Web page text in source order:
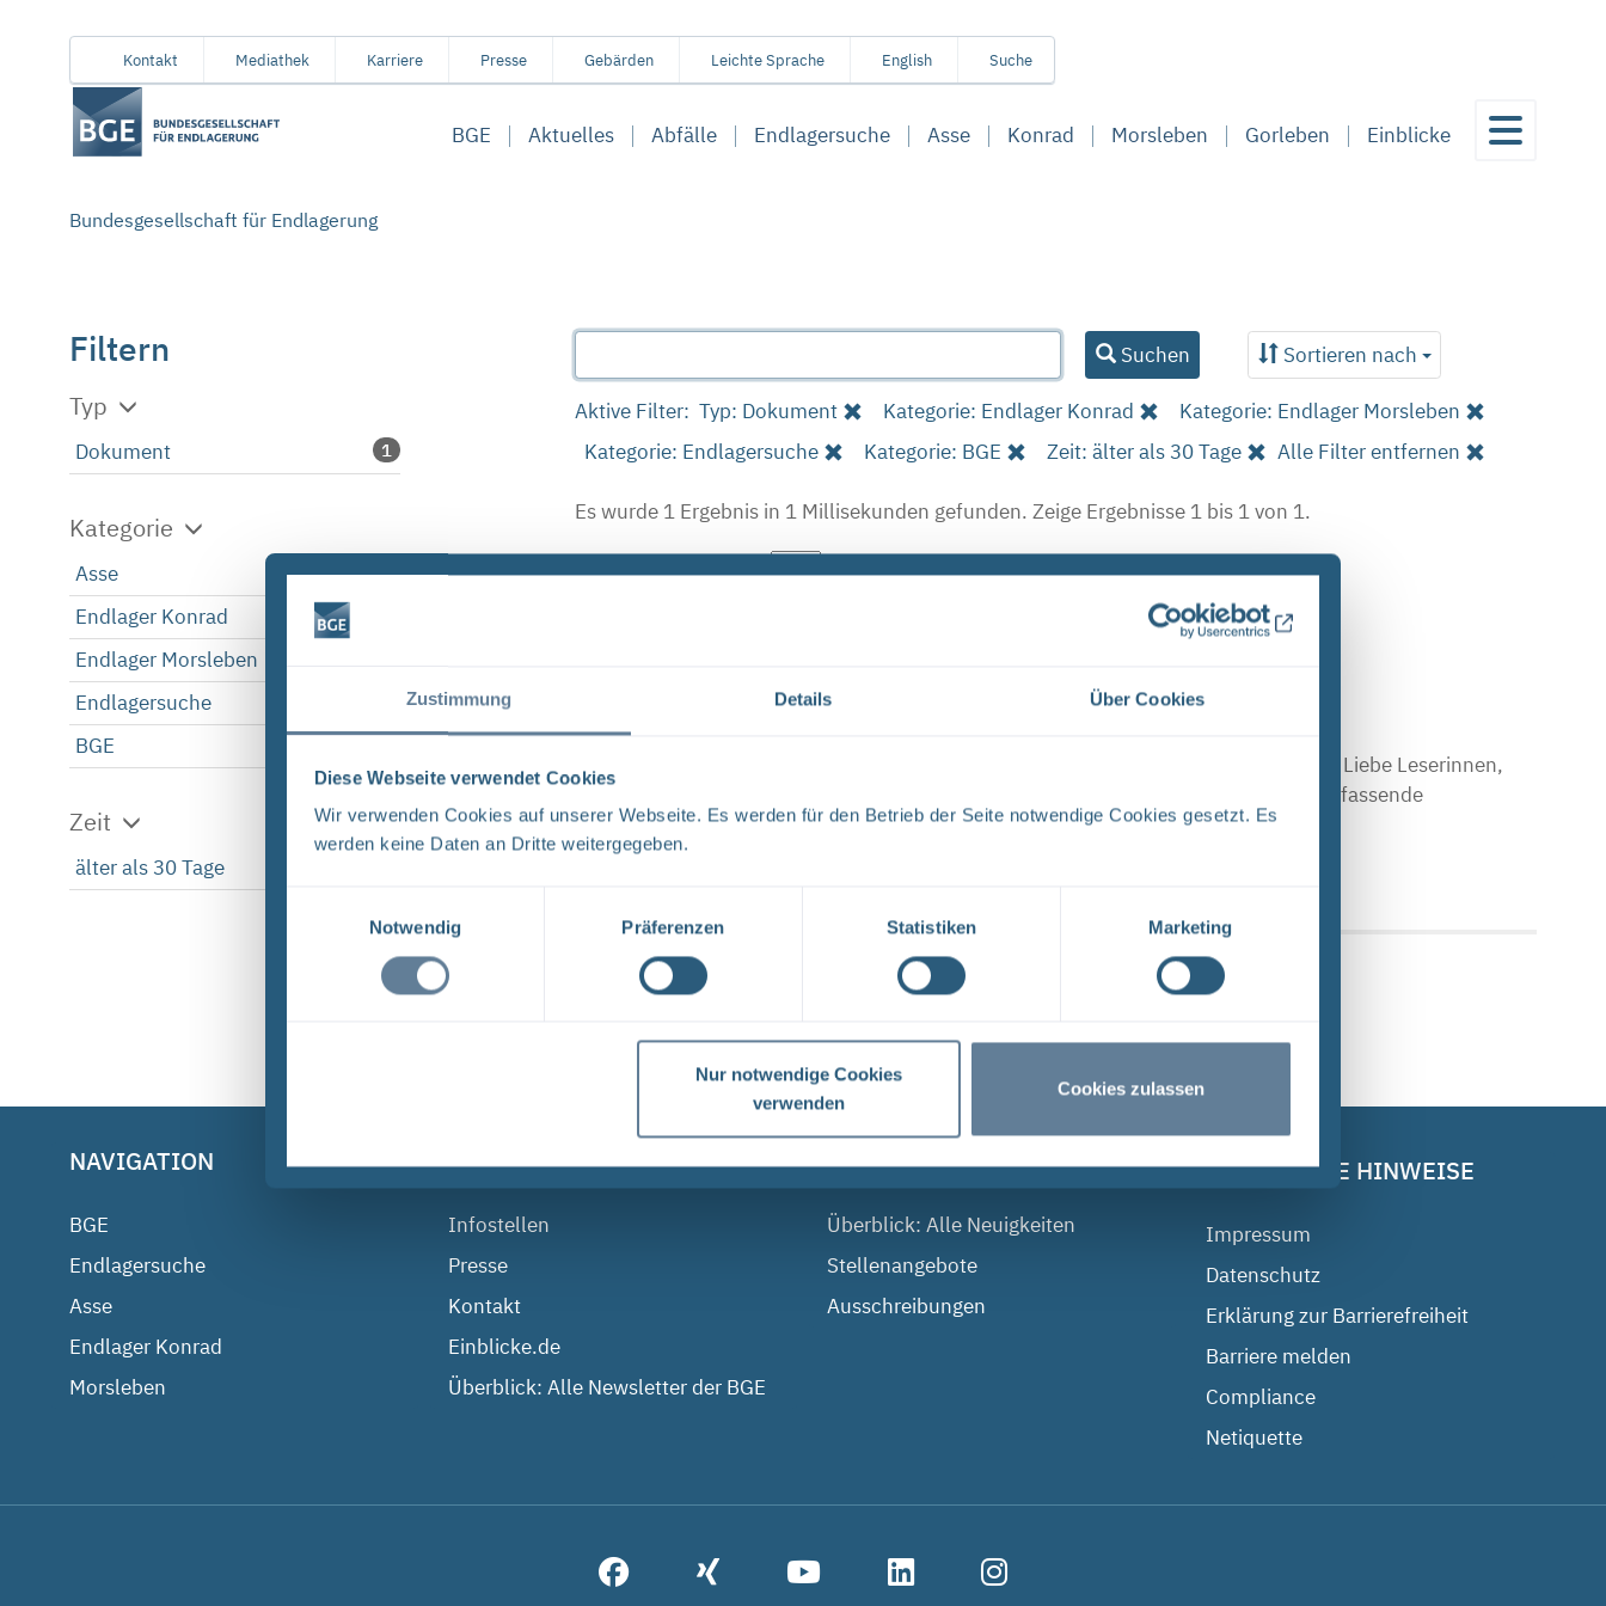
Zustimmung Details Über Cookies
Diese Webseite verwendet Cookies
Wir verwenden Cookies auf unserer Webseite. Es werden für den Betrieb der Seite notwendige Cookies gesetzt. Es
werden keine Daten an Dritte weitergegeben.
Notwendig
Präferenzen Statistiken Marketing
Nur notwendige Cookies
verwenden
Cookies zulassen
InhaltsbereichKontakt Mediathek Karriere Presse Gebärden Leichte Sprache English Suche
BGE Aktuelles Abfälle Endlagersuche Asse Konrad Morsleben Gorleben Einblicke
Bundesgesellschaft für Endlagerung
Suchen Sortieren nach
Filtern
Typ
Dokument 1
Kategorie
Asse 1
Endlager Konrad
Endlager Morsleben
Endlagersuche
BGE 1
Zeit
älter als 30 Tage
Aktive Filter: Typ: Dokument Kategorie: Endlager Konrad
Kategorie: Endlager Morsleben
Kategorie: Endlagersuche
Kategorie: BGE Zeit: älter als 30 Tage Alle Filter entfernen
Es wurde 1 Ergebnis in 1 Millisekunden gefunden. Zeige Ergebnisse 1 bis 1 von 1.
Forschungs- und Entwicklungsstrategie der BGE (PDF)
FORSCHUNG UND ENTWICKLUNG F&E-Strategie der BGE Stand April 2024 Vorwort Liebe Leserinnen,
liebe Leser, mit der vorliegenden F&E-Strategie erhalten Sie einen Einblick in das umfassende
Aufgabenspek- ...
Dateityp: PDF | Dokumentenstand vom: 17.04.2024 | Upload am: 17.04.2024
NAVIGATION
BGE
Endlagersuche
Asse
Endlager Konrad
Morsleben
BGE IM DIALOG
Infostellen
Presse
Kontakt
Einblicke.de
Überblick: Alle Newsletter der BGE
AKTUELLES
Überblick: Alle Neuigkeiten
Stellenangebote
Ausschreibungen
RECHTLICHE HINWEISE
Impressum
Datenschutz
Erklärung zur Barrierefreiheit
Barriere melden
Compliance
Netiquette